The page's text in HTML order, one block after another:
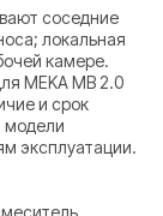
соседние
локальная
камере.
MEKA MB 2.0
и срок
модели
эксплуатации.